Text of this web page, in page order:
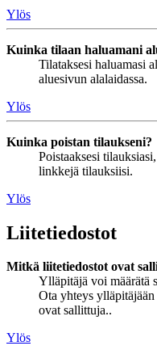
Ylös
Kuinka tilaan haluamani
Tilataksesi haluamasi
aluesivun alalaidassa.
Ylös
Kuinka poistan tilaukseni?
Poistaaksesi
linkkejä tilauksiisi.
Ylös
Liitetiedostot
Mitkä liitetiedostot ovat
Ylläpitäjä voi määrätä
Ota yhteys
ovat sallittuja..
Ylös